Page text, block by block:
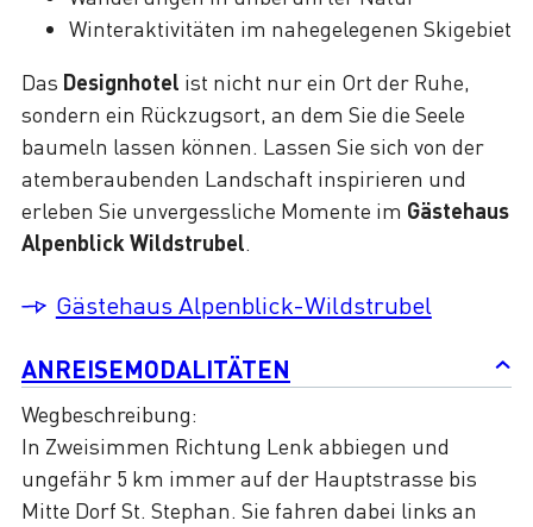
Winteraktivitäten im nahegelegenen Skigebiet
Das Designhotel ist nicht nur ein Ort der Ruhe,
sondern ein Rückzugsort, an dem Sie die Seele
baumeln lassen können. Lassen Sie sich von der
atemberaubenden Landschaft inspirieren und
erleben Sie unvergessliche Momente im Gästehaus
Alpenblick Wildstrubel.
Gästehaus Alpenblick-Wildstrubel
ANREISEMODALITÄTEN
Wegbeschreibung:
In Zweisimmen Richtung Lenk abbiegen und
ungefähr 5 km immer auf der Hauptstrasse bis
Mitte Dorf St. Stephan. Sie fahren dabei links an